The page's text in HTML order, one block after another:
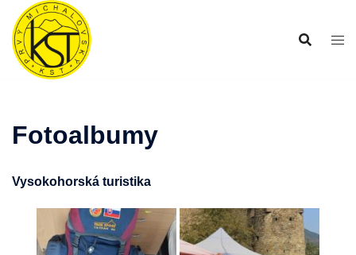
Preskočiť
obsah
Fotoalbumy
Vysokohorská turistika